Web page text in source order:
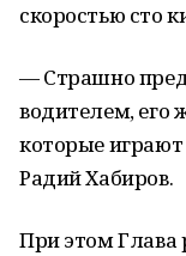
скоростью сто
— Страшно
водителем, его
которые
Радий Хабиров.
При этом Глава